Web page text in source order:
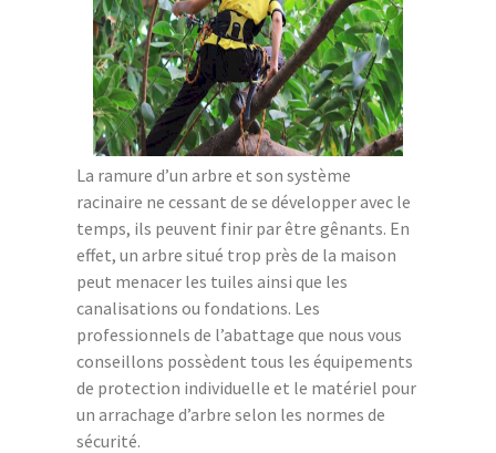
La ramure d’un arbre et son système
racinaire ne cessant de se développer avec le
temps, ils peuvent finir par être gênants. En
effet, un arbre situé trop près de la maison
peut menacer les tuiles ainsi que les
canalisations ou fondations. Les
professionnels de l’abattage que nous vous
conseillons possèdent tous les équipements
de protection individuelle et le matériel pour
un arrachage d’arbre selon les normes de
sécurité.